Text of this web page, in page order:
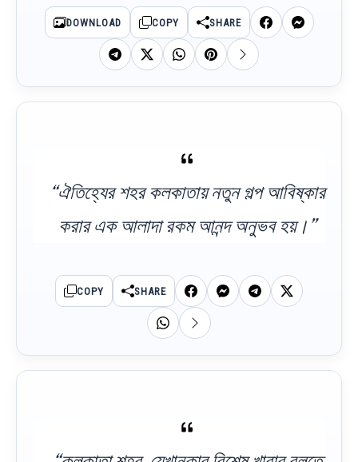
DOWNLOAD COPY SHARE
“ঐতিহ্যের শহর কলকাতায় নতুন গল্প আবিষ্কার
করার এক আলাদা রকম আনন্দ অনুভব হয়।”
COPY SHARE